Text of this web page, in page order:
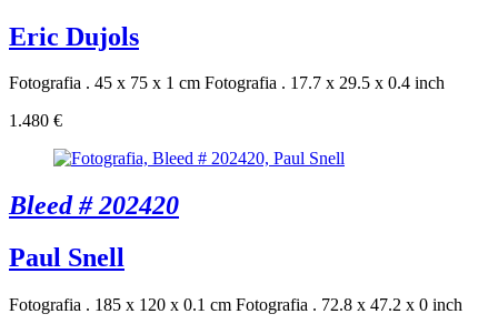
Eric Dujols
Fotografia . 45 x 75 x 1 cm Fotografia . 17.7 x 29.5 x 0.4 inch
1.480 €
Bleed # 202420
Paul Snell
Fotografia . 185 x 120 x 0.1 cm Fotografia . 72.8 x 47.2 x 0 inch